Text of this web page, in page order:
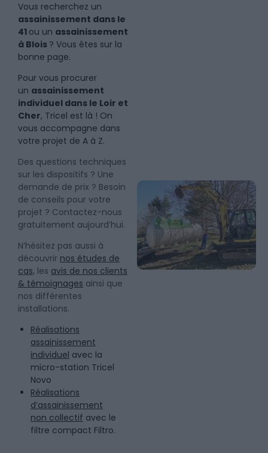
Vous recherchez un
assainissement dans le
41 ou un assainissement
à Blois ? Vous êtes sur la
bonne page.
Pour vous procurer
un assainissement
individuel dans le Loir et
Cher, Tricel est là ! On
vous accompagne dans
votre projet de A à Z.
Des questions techniques
sur les dispositifs ? Une
demande de prix ? Besoin
de conseils pour votre
projet ? Contactez-nous
gratuitement aujourd’hui.
N’hésitez pas aussi à
découvrir nos études de
cas, les avis de nos clients
& témoignages ainsi que
nos différentes
installations.
Réalisations
assainissement
individuel avec la
micro-station Tricel
Novo
Réalisations
d’assainissement
non collectif avec le
filtre compact Filtro.